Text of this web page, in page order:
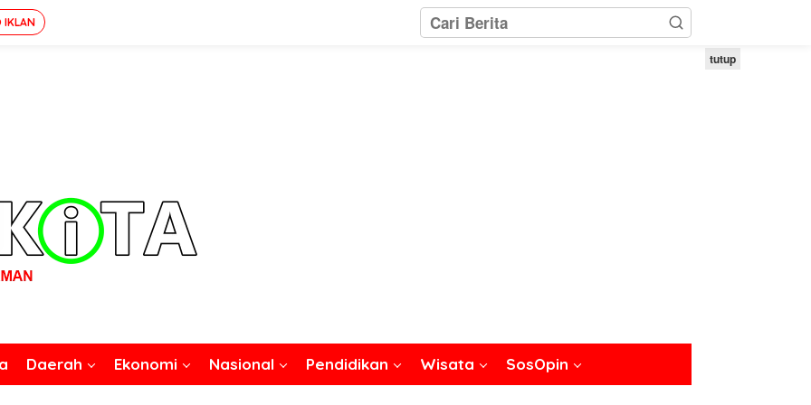
IKLAN
Daerah Ekonomi Nasional Pendidikan Wisata SosOpin
tutup
Mairasi Dibalik Noken